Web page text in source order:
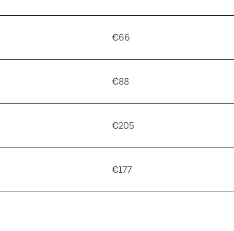
€66
€88
€205
€177